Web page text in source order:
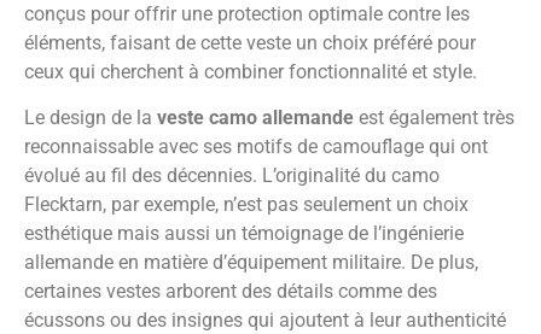
conçus pour offrir une protection optimale contre les
éléments, faisant de cette veste un choix préféré pour
ceux qui cherchent à combiner fonctionnalité et style.
Le design de la veste camo allemande est également très
reconnaissable avec ses motifs de camouflage qui ont
évolué au fil des décennies. L’originalité du camo
Flecktarn, par exemple, n’est pas seulement un choix
esthétique mais aussi un témoignage de l’ingénierie
allemande en matière d’équipement militaire. De plus,
certaines vestes arborent des détails comme des
écussons ou des insignes qui ajoutent à leur authenticité